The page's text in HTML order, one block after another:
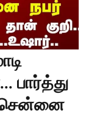
பார்த்து
சென்னை